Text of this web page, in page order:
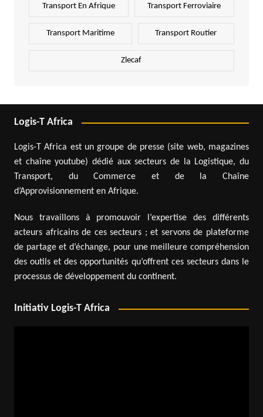
Transport En Afrique Transport Ferroviaire
Transport Maritime Transport Routier
Zlecaf
Logis-T Africa
Logis-T Africa est un groupe de presse (site web, magazines
et chaîne youtube) dédié aux secteurs de la Logistique, du
Transport, du Commerce et de la Chaîne
d’Approvisionnement en Afrique.
Nous travaillons à promouvoir l’expertise des différents
acteurs africains de ces secteurs ; et servons de plateforme
de partage et d’échange, pour une meilleure compréhension
des outils et des opportunités qu’offrent ces secteurs dans le
processus de développement du continent.
Initiativ Logis-T Africa